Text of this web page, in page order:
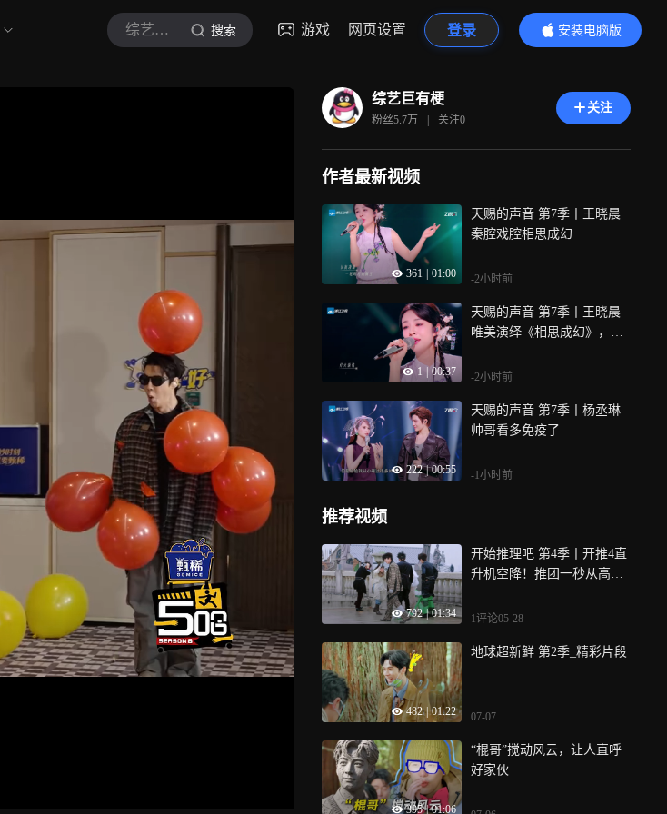
综艺巨有梗 搜索 游戏 网页设置 登录
安装电脑版
内容更精彩
综艺巨有梗
粉丝5.7万 | 关注0
关注
作者最新视频
361 01:00
天赐的声音 第7季丨王晓晨
秦腔戏腔相思成幻
-2小时前
1 00:37
天赐的声音 第7季丨王晓晨
唯美演绎《相思成幻》，悠
-2小时前
222 | 00:55
天赐的声音 第7季丨杨丞琳
帅哥看多免疫了
-1小时前
推荐视频
792 | 01:34
开始推理吧 第4季丨开推4直
升机空降！推团一秒从高贵
1评论05-28
482 01:22
地球超新鲜 第2季_精彩片段
07-07
395 | 01:06
“棍哥”搅动风云，让人直呼
好家伙